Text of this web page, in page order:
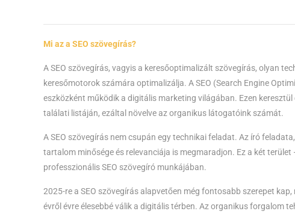
Mi az a SEO szövegírás?
A SEO szövegírás, vagyis a keresőoptimalizált szövegírás, olyan
keresőmotorok számára optimalizálja. A SEO (Search Engine
eszközként működik a digitális marketing világában. Ezen
találati listáján, ezáltal növelve az organikus látogatóink számát.
A SEO szövegírás nem csupán egy technikai feladat. Az író
tartalom minősége és relevanciája is megmaradjon. Ez a két
professzionális SEO szövegíró munkájában.
2025-re a SEO szövegírás alapvetően még fontosabb szerepet
évről évre élesebbé válik a digitális térben. Az organikus forgalom